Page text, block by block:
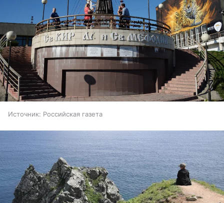
Источник: Российская газета